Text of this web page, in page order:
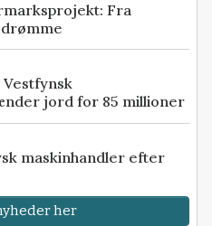
Fra
jord for 85 millioner
maskinhandler efter
her